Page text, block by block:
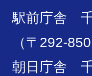
駅前庁舎 千
（〒292-
朝日庁舎 千